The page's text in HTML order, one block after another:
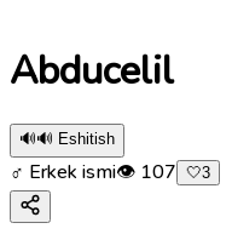
Abducelil
🔊🔊 Eshitish
♂ Erkek ismi👁 107 🤍3